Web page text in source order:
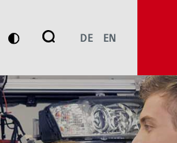
Suche
DE EN